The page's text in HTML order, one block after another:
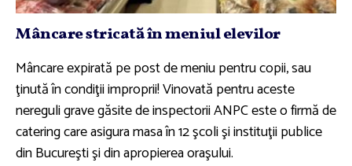
Mâncare stricată în meniul elevilor
Mâncare expirată pe post de meniu pentru copii, sau
ţinută în condiţii improprii! Vinovată pentru aceste
nereguli grave găsite de inspectorii ANPC este o firmă de
catering care asigura masa în 12 şcoli şi instituţii publice
din Bucureşti şi din apropierea oraşului.